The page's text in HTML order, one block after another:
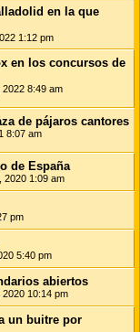
en la que
1:12 pm
en los concursos de
8:49 am
de pájaros cantores
8:07 am
de España
2020 1:09 am
pm
5:40 pm
abiertos
10:14 pm
un buitre por